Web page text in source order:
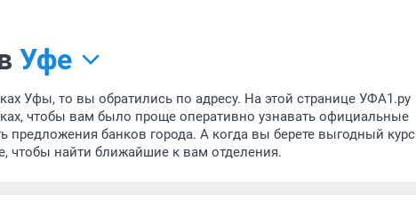
Уфе
Уфы, то вы обратились по адресу. На этой странице УФА1.ру
чтобы вам было проще оперативно узнавать официальные
предложения банков города. А когда вы берете выгодный курс
чтобы найти ближайшие к вам отделения.